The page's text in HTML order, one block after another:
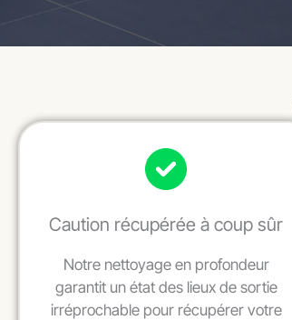
Caution récupérée à coup sûr
Notre nettoyage en profondeur
garantit un état des lieux de sortie
irréprochable pour récupérer votre